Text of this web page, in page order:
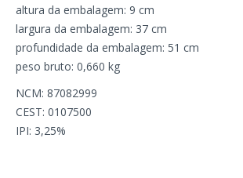
altura da embalagem: 9 cm
largura da embalagem: 37 cm
profundidade da embalagem: 51 cm
peso bruto: 0,660 kg
NCM: 87082999
CEST: 0107500
IPI: 3,25%